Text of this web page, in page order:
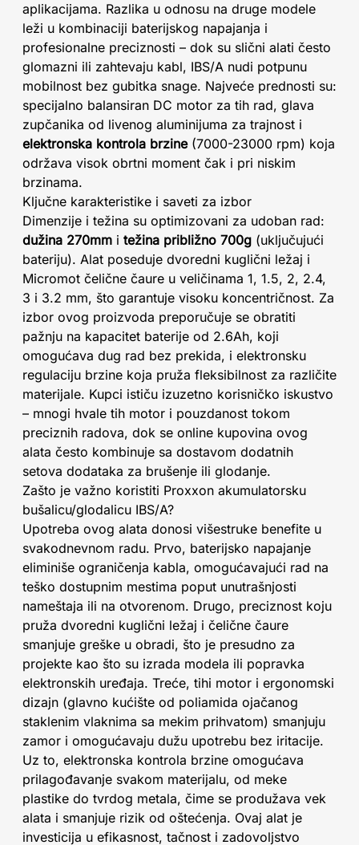
aplikacijama. Razlika u odnosu na druge modele
leži u kombinaciji baterijskog napajanja i
profesionalne preciznosti – dok su slični alati često
glomazni ili zahtevaju kabl, IBS/A nudi potpunu
mobilnost bez gubitka snage. Najveće prednosti su:
specijalno balansiran DC motor za tih rad, glava
zupčanika od livenog aluminijuma za trajnost i
elektronska kontrola brzine(7000-23000 rpm) koja
održava visok obrtni moment čak i pri niskim
brzinama.
Ključne karakteristike i saveti za izbor
Dimenzije i težina su optimizovani za udoban rad:
dužina 270mm i težina približno 700g (uključujući
bateriju). Alat poseduje dvoredni kuglični ležaj i
Micromot čelične čaure u veličinama 1, 1.5, 2, 2.4,
3 i 3.2 mm, što garantuje visoku koncentričnost. Za
izbor ovog proizvoda preporučuje se obratiti
pažnju na kapacitet baterije od 2.6Ah, koji
omogućava dug rad bez prekida, i elektronsku
regulaciju brzine koja pruža fleksibilnost za različite
materijale. Kupci ističu izuzetno korisničko iskustvo
– mnogi hvale tih motor i pouzdanost tokom
preciznih radova, dok se online kupovina ovog
alata često kombinuje sa dostavom dodatnih
setova dodataka za brušenje ili glodanje.
Zašto je važno koristiti Proxxon akumulatorsku
bušalicu/glodalicu IBS/A?
Upotreba ovog alata donosi višestruke benefite u
svakodnevnom radu. Prvo, baterijsko napajanje
eliminiše ograničenja kabla, omogućavajući rad na
teško dostupnim mestima poput unutrašnjosti
nameštaja ili na otvorenom. Drugo, preciznost koju
pruža dvoredni kuglični ležaj i čelične čaure
smanjuje greške u obradi, što je presudno za
projekte kao što su izrada modela ili popravka
elektronskih uređaja. Treće, tihi motor i ergonomski
dizajn (glavno kućište od poliamida ojačanog
staklenim vlaknima sa mekim prihvatom) smanjuju
zamor i omogućavaju dužu upotrebu bez iritacije.
Uz to, elektronska kontrola brzine omogućava
prilagođavanje svakom materijalu, od meke
plastike do tvrdog metala, čime se produžava vek
alata i smanjuje rizik od oštećenja. Ovaj alat je
investicija u efikasnost, tačnost i zadovoljstvo